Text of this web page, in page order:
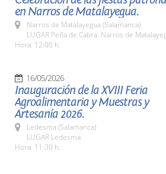
en Narros de Matalayegua.
Narros de Matalayegua (Salamanca)
LUGAR Peña de Cabra. Narros de
Hora: 12:00 h.
16/05/2026
Inauguración de la XVIII Feria
Agroalimentaria y Muestras y
Artesanía 2026.
Ledesma (Salamanca)
LUGAR Ledesma
Hora: 11:30 h.